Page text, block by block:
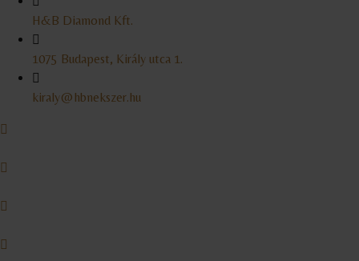
H&B Diamond Kft.
1075 Budapest, Király utca 1.
kiraly@hbnekszer.hu